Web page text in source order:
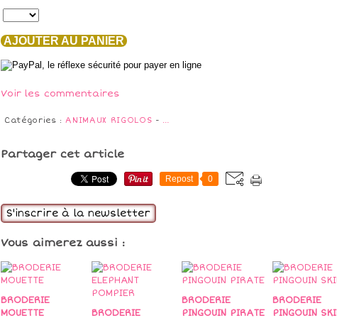
AJOUTER AU PANIER
Voir les commentaires
Catégories :ANIMAUX RIGOLOS - …
Partager cet article
Repost 0
S'inscrire à la newsletter
Vous aimerez aussi :
BRODERIE
MOUETTE
BRODERIE
BRODERIE
PINGOUIN PIRATE
BRODERIE
PINGOUIN